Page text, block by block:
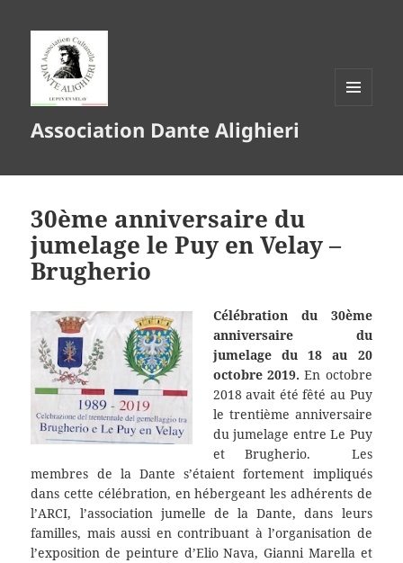
Association Dante Alighieri
30ème anniversaire du
jumelage le Puy en Velay –
Brugherio
Célébration du 30ème
anniversaire du
jumelage du 18 au 20
octobre 2019.En octobre
2018 avait été fêté au Puy
le trentième anniversaire
du jumelage entre Le Puy
et Brugherio. Les
membres de la Dante s’étaient fortement impliqués
dans cette célébration, en hébergeant les adhérents de
l’ARCI, l’association jumelle de la Dante, dans leurs
familles, mais aussi en contribuant à l’organisation de
l’exposition de peinture d’Elio Nava, Gianni Marella et